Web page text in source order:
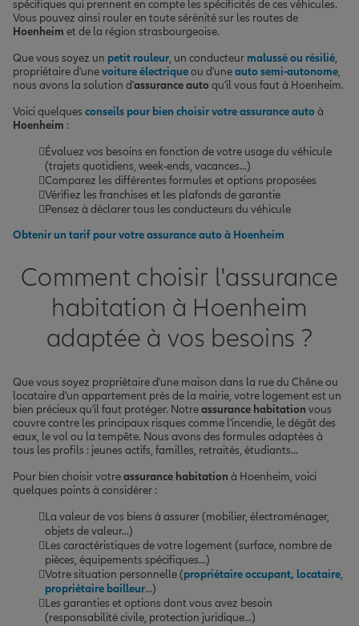
spécifiques qui prennent en compte les spécificités de ces véhicules.
Vous pouvez ainsi rouler en toute sérénité sur les routes de
Hoenheim et de la région strasbourgeoise.
Que vous soyez un petit rouleur, un conducteur malussé ou résilié,
propriétaire d'unevoiture électriqueou d'uneauto semi-autonome,
nous avons la solution d'assurance auto qu'il vous faut à Hoenheim.
Voici quelques conseils pour bien choisir votre assurance autoà
Hoenheim :
Évaluez vos besoins en fonction de votre usage du véhicule
(trajets quotidiens, week-ends, vacances...)
Comparez les différentes formules et options proposées
Vérifiez les franchises et les plafonds de garantie
Pensez à déclarer tous les conducteurs du véhicule
Obtenir un tarif pour votre assurance auto à Hoenheim
Comment choisir l'assurance
habitation à Hoenheim
adaptée à vos besoins ?
Que vous soyez propriétaire d'une maison dans la rue du Chêne ou
locataire d'un appartement près de la mairie, votre logement est un
bien précieux qu'il faut protéger. Notreassurance habitation vous
couvre contre les principaux risques comme l'incendie, le dégât des
eaux, le vol ou la tempête. Nous avons des formules adaptées à
tous les profils : jeunes actifs, familles, retraités, étudiants...
Pour bien choisir votreassurance habitation à Hoenheim, voici
quelques points à considérer :
La valeur de vos biens à assurer (mobilier, électroménager,
objets de valeur...)
Les caractéristiques de votre logement (surface, nombre de
pièces, équipements spécifiques...)
Votre situation personnelle (propriétaire occupant, locataire,
propriétaire bailleur...)
Les garanties et options dont vous avez besoin
(responsabilité civile, protection juridique...)